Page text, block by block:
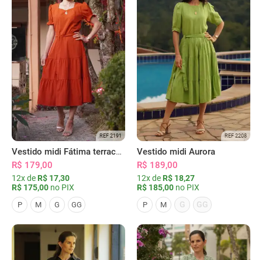
REF 2191
Vestido midi Fátima terracota
R$ 179,00
12x de R$ 17,30
R$ 175,00 no PIX
P M G GG
REF 2208
Vestido midi Aurora
R$ 189,00
12x de R$ 18,27
R$ 185,00 no PIX
P M G GG